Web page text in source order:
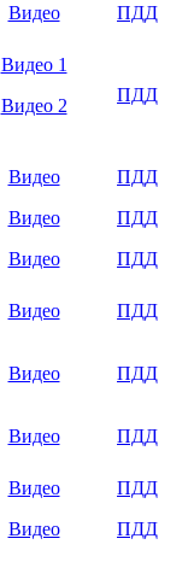
Видео
ПДД
Видео 1
Видео 2
ПДД
Видео
ПДД
Видео
ПДД
Видео
ПДД
Видео ПДД
Видео ПДД
Видео ПДД
Видео
ПДД
Видео
ПДД